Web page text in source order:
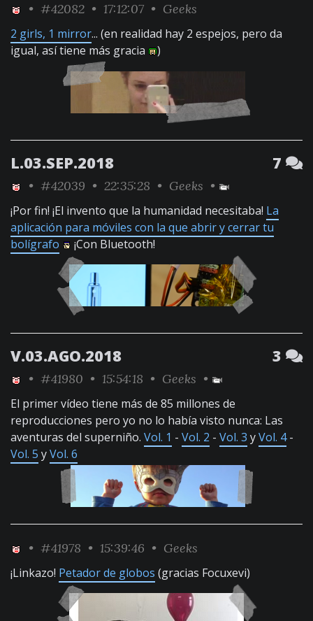
• #42082 • 17:12:07 • Geeks
2 girls, 1 mirror... (en realidad hay 2 espejos, pero da
igual, así tiene más gracia
)
L.03.SEP.2018 7
• #42039 • 22:35:28 • Geeks •
¡Por fin! ¡El invento que la humanidad necesitaba! La
aplicación para móviles con la que abrir y cerrar tu
bolígrafo
¡Con Bluetooth!
V.03.AGO.2018 3
• #41980 • 15:54:18 • Geeks •
El primer vídeo tiene más de 85 millones de
reproducciones pero yo no lo había visto nunca: Las
aventuras del superniño. Vol. 1 - Vol. 2 - Vol. 3 yVol. 4-
Vol. 5 yVol. 6
• #41978 • 15:39:46 • Geeks
¡Linkazo! Petador de globos (gracias Focuxevi)